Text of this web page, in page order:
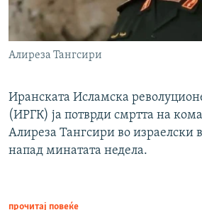
Алиреза Тангсири
Иранската Исламска
(ИРГК) ја потврди смртта на
Алиреза Тангсири во израелски
напад минатата недела.
прочитај повеќе